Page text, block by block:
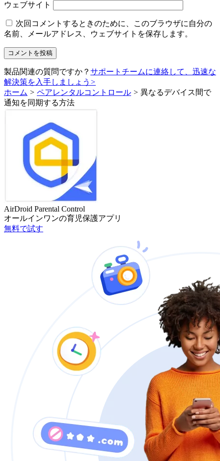
ウェブサイト
次回コメントするときのために、このブラウザに自分の
名前、メールアドレス、ウェブサイトを保存します。
製品関連の質問ですか？ サポートチームに連絡して、迅速な
解決策を入手しましょう >
ホーム > ペアレンタルコントロール > 異なるデバイス間で
通知を同期する方法
AirDroid Parental Control
オールインワンの育児保護アプリ
無料で試す